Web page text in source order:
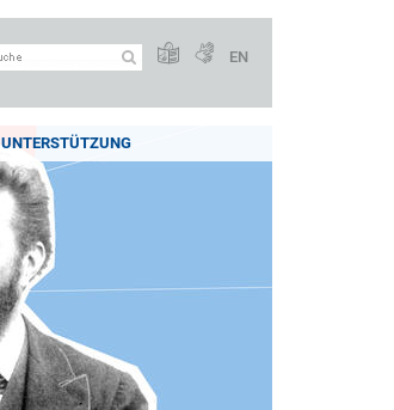
EN
UNTERSTÜTZUNG